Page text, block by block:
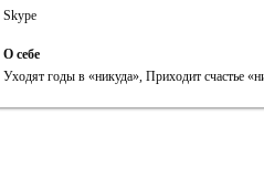
Skype
О себе
Уходят годы в «никуда», Приходит счастье